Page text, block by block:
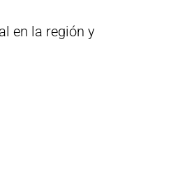
en la región y